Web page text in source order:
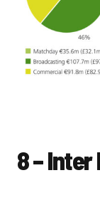
8 – Inter